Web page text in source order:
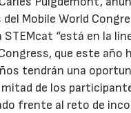
Mobile World
“está en la
que este
tendrán una
de los
frente al reto de